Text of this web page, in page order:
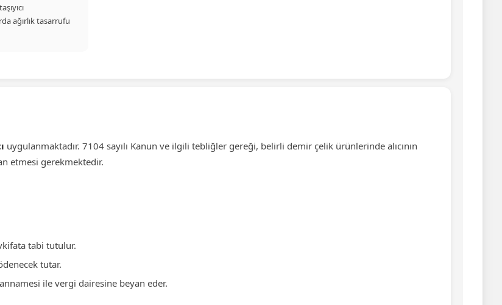
ağırlık tasarrufu
uygulanmaktadır. 7104 sayılı Kanun ve ilgili tebliğler gereği, belirli demir çelik ürünlerinde alıcının
etmesi gerekmektedir.
tabi tutulur.
tutar.
ile vergi dairesine beyan eder.